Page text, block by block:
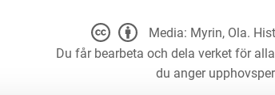
Media: Myrin, Ola.
Du får bearbeta och dela verket för
du anger